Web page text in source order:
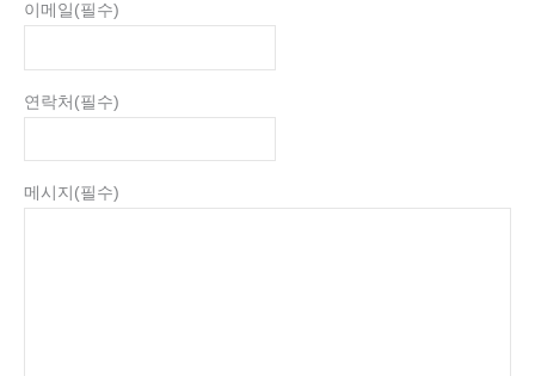
이메일 (필수)
연락처 (필수)
메시지 (필수)